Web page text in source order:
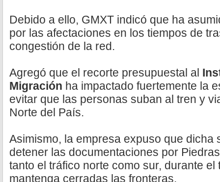
Debido a ello, GMXT indicó que ha
por las afectaciones en los tiempos de
congestión de la red.
Agregó que el recorte presupuestal al
Migración ha impactado fuertemente la
evitar que las personas suban al tren y
Norte del País.
Asimismo, la empresa expuso que dicha
detener las documentaciones por
tanto el tráfico norte como sur, durante el
mantenga cerradas las fronteras.